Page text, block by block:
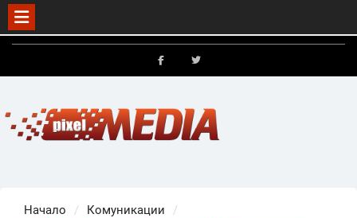
Skip
Начало
Комуникации